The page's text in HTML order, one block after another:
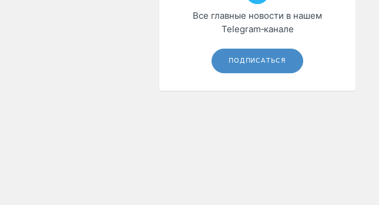
Все главные новости в нашем
Telegram‑канале
ПОДПИСАТЬСЯ